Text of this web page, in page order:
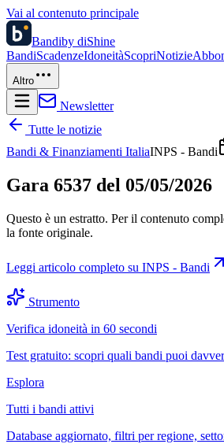
Vai al contenuto principale
Bandiby diShine
BandiScadenzeIdoneitàScopriNotizie
Altro
Newsletter
Tutte le notizie
Bandi & Finanziamenti ItaliaINPS - Bandi
Gara 6537 del 05/05/2026
Questo è un estratto. Per il contenuto
la fonte originale.
Leggi articolo completo su INPS - Bandi
Strumento
Verifica idoneità in 60 secondi
Test gratuito: scopri quali bandi puoi
Esplora
Tutti i bandi attivi
Database aggiornato, filtri per regione,